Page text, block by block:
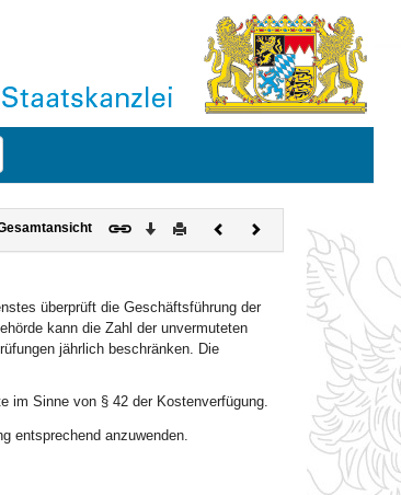
Download
DruckenVorherigesNächstes
Dokument
überprüft die Geschäftsführung der
kann die Zahl der unvermuteten
jährlich beschränken. Die
im Sinne von § 42 der Kostenverfügung.
entsprechend anzuwenden.